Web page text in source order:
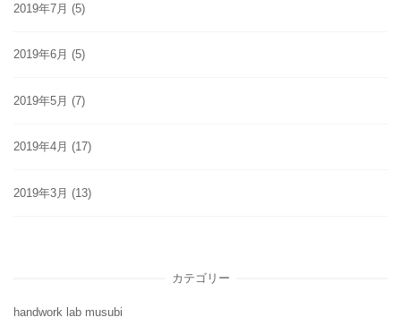
2019年7月 (5)
2019年6月 (5)
2019年5月 (7)
2019年4月 (17)
2019年3月 (13)
カテゴリー
handwork lab musubi